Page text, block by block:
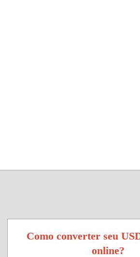
Como converter seu
online?